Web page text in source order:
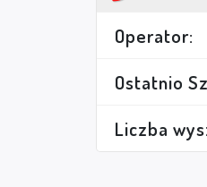
Operator:
Ostatnio
Liczba